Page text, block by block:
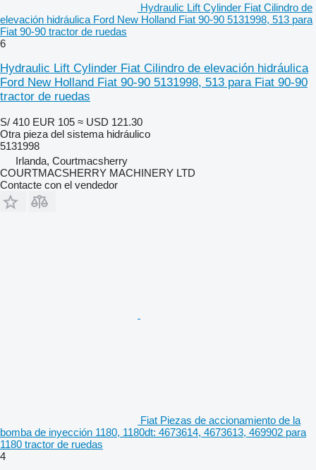
Hydraulic Lift Cylinder Fiat Cilindro de
elevación hidráulica Ford New Holland Fiat 90-90 5131998, 513 para
Fiat 90-90 tractor de ruedas
6
Hydraulic Lift Cylinder Fiat Cilindro de elevación hidráulica
Ford New Holland Fiat 90-90 5131998, 513 para Fiat 90-90
tractor de ruedas
S/ 410 EUR 105 ≈ USD 121.30
Otra pieza del sistema hidráulico
5131998
Irlanda, Courtmacsherry
COURTMACSHERRY MACHINERY LTD
Contacte con el vendedor
Fiat Piezas de accionamiento de la
bomba de inyección 1180, 1180dt: 4673614, 4673613, 469902 para
1180 tractor de ruedas
4